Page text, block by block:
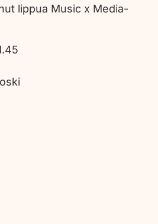
lippua Music x Media-